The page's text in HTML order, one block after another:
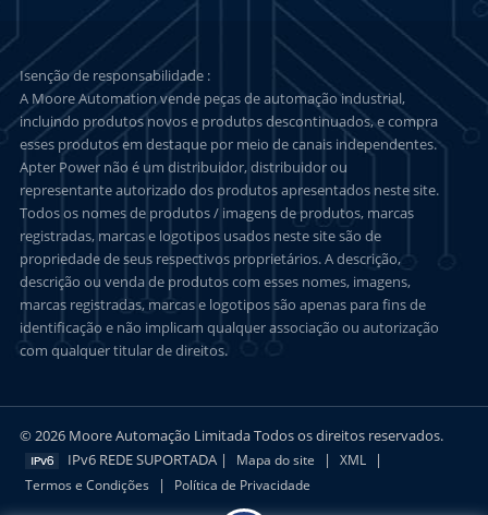
Isenção de responsabilidade :
A Moore Automation vende peças de automação industrial,
incluindo produtos novos e produtos descontinuados, e compra
esses produtos em destaque por meio de canais independentes.
Apter Power não é um distribuidor, distribuidor ou
representante autorizado dos produtos apresentados neste site.
Todos os nomes de produtos / imagens de produtos, marcas
registradas, marcas e logotipos usados neste site são de
propriedade de seus respectivos proprietários. A descrição,
descrição ou venda de produtos com esses nomes, imagens,
marcas registradas, marcas e logotipos são apenas para fins de
identificação e não implicam qualquer associação ou autorização
com qualquer titular de direitos.
© 2026 Moore Automação Limitada Todos os direitos reservados.
IPv6 REDE SUPORTADA |
Mapa do site | XML |
Termos e Condições | Política de Privacidade